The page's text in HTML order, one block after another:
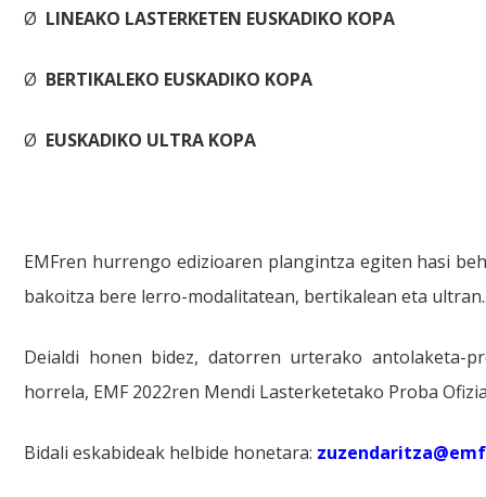
Ø LINEAKO LASTERKETEN EUSKADIKO KOPA
Ø BERTIKALEKO EUSKADIKO KOPA
Ø EUSKADIKO ULTRA KOPA
EMFren hurrengo edizioaren plangintza egiten hasi
bakoitza bere lerro-modalitatean, bertikalean eta
Deialdi honen bidez, datorren urterako antolaketa-
horrela, EMF 2022ren Mendi Lasterketetako Proba
Bidali eskabideak helbide honetara: